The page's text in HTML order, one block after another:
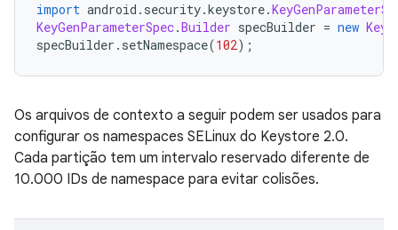
import android . security.keystore.
KeyGenParameterSpec.Builder specBuilder = new
specBuilder . setNamespace(102);
Os arquivos de contexto a seguir podem ser usados ​​para
configurar os namespaces SELinux do Keystore 2.0.
Cada partição tem um intervalo reservado diferente de
10.000 IDs de namespace para evitar colisões.